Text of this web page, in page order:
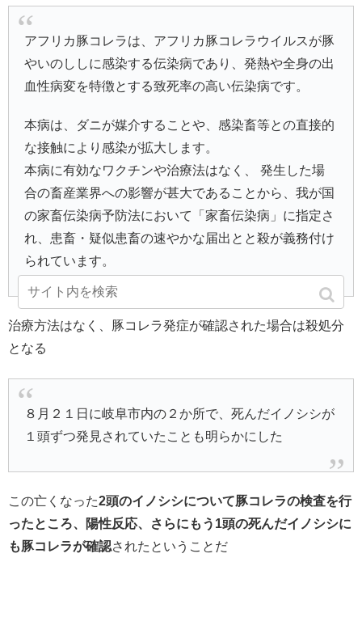
アフリカ豚コレラは、アフリカ豚コレラウイルスが豚
やいのししに感染する伝染病であり、発熱や全身の出
血性病変を特徴とする致死率の高い伝染病です。
本病は、ダニが媒介することや、感染畜等との直接的
な接触により感染が拡大します。
本病に有効なワクチンや治療法はなく、 発生した場
合の畜産業界への影響が甚大であることから、我が国
の家畜伝染病予防法において「家畜伝染病」に指定さ
れ、患畜・疑似患畜の速やかな届出とと殺が義務付け
られています。
治療方法はなく、豚コレラ発症が確認された場合は殺処分
となる
８月２１日に岐阜市内の２か所で、死んだイノシシが
１頭ずつ発見されていたことも明らかにした
この亡くなった2頭のイノシシについて豚コレラの検査を行
ったところ、陽性反応、さらにもう1頭の死んだイノシシに
も豚コレラが確認されたということだ